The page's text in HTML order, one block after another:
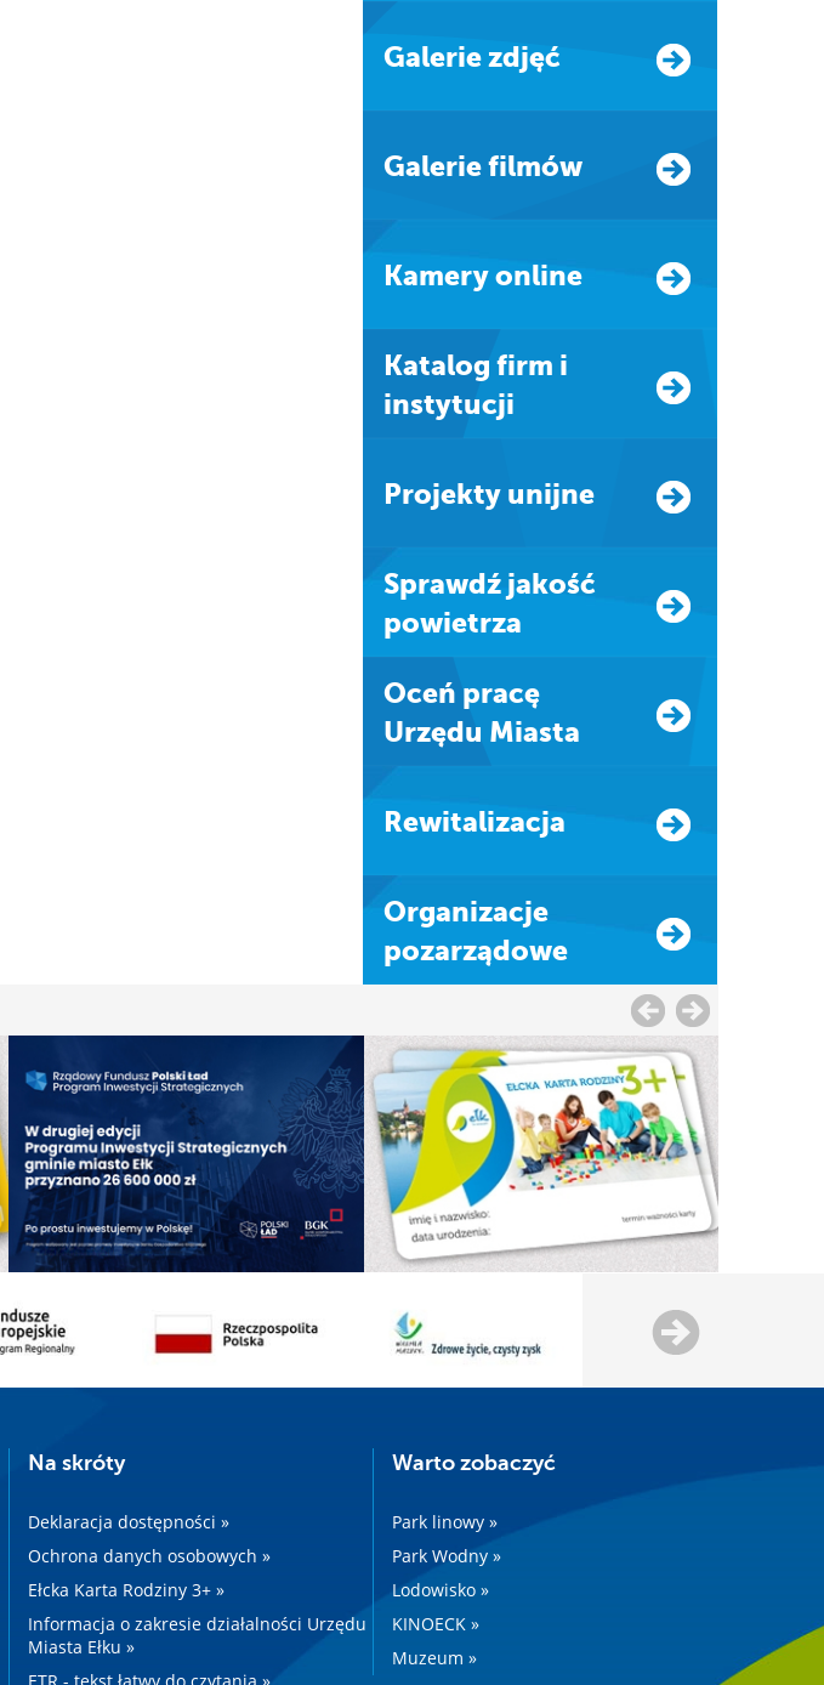
Galerie zdjęć
Galerie filmów
Kamery online
Katalog firm i
instytucji
Projekty unijne
Sprawdź jakość
powietrza
Oceń pracę
Urzędu Miasta
Rewitalizacja
Organizacje
pozarządowe
Na skróty
Deklaracja dostępności »
Ochrona danych osobowych »
Ełcka Karta Rodziny 3+ »
Informacja o zakresie działalności Urzędu
Miasta Ełku »
Warto zobaczyć
Park linowy »
Park Wodny »
Lodowisko »
KINOECK »
Muzeum »